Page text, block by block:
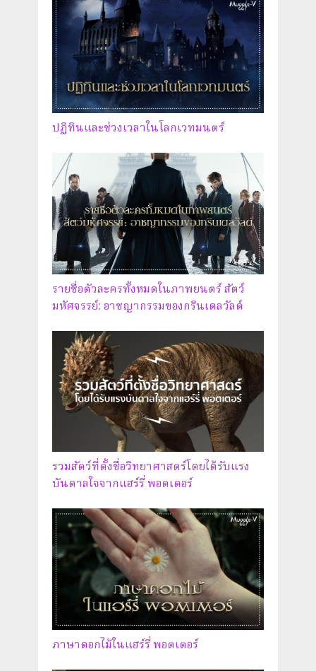
ปฏิทินและช่วงเวลาในโลกเวทมนตร์
รายชื่อตัวละครทั้งหมดในภาพยนตร์ สัตว์
มหัศจรรย์: อาชญากรรมของกรินเดลวัลด์
รวมสัตว์ที่ตั้งชื่อวิทยาศาสตร์โดยได้รับแรง
บันดาลใจจากแฮร์รี่ พอตเตอร์
ภาษาดอกไม้ในแฮร์รี่ พอตเตอร์